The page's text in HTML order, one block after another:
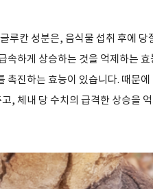
루칸 성분은, 음식물 섭취 후에
속하게 상승하는 것을 억제하는
촉진하는 효능이 있습니다. 때문
, 체내 당 수치의 급격한 상승을